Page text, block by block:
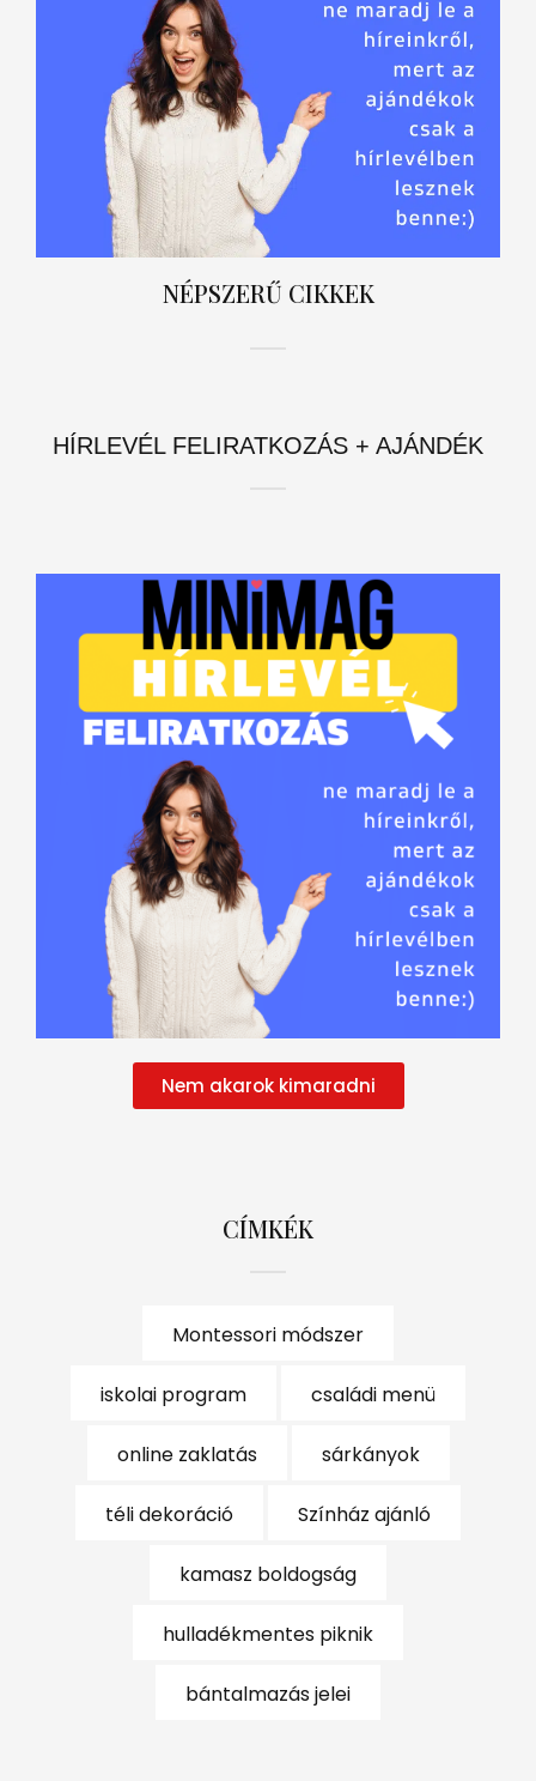
NÉPSZERŰ CIKKEK
HÍRLEVÉL FELIRATKOZÁS + AJÁNDÉK
Nem akarok kimaradni
CÍMKÉK
Montessori módszer
iskolai program családi menü
online zaklatás sárkányok
téli dekoráció Színház ajánló
kamasz boldogság
hulladékmentes piknik
bántalmazás jelei